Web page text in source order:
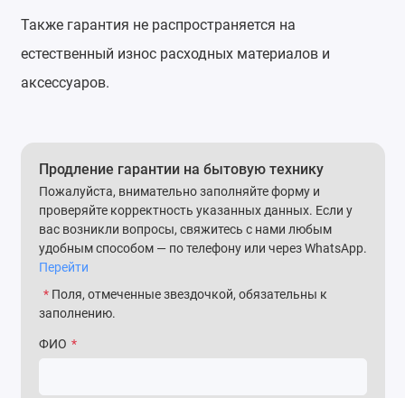
Также гарантия не распространяется на
естественный износ расходных материалов и
аксессуаров.
Продление гарантии на бытовую технику
Пожалуйста, внимательно заполняйте форму и
проверяйте корректность указанных данных. Если у
вас возникли вопросы, свяжитесь с нами любым
удобным способом — по телефону или через WhatsApp.
Перейти
*Поля, отмеченные звездочкой, обязательны к
заполнению.
ФИО *